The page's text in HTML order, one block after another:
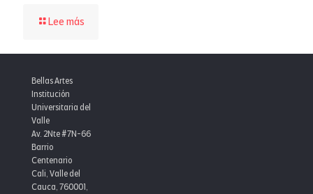
Lee más
Punto:
Encuentro
de
Bellas Artes
Institución
Universitaria del
Valle
Av. 2Nte #7N-66
Barrio
Centenario
Cali, Valle del
Cauca, 760001,